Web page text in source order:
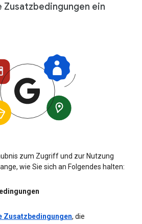
ein
zum Zugriff und zur Nutzung
wie Sie sich an Folgendes halten:
Zusatzbedingungen, die